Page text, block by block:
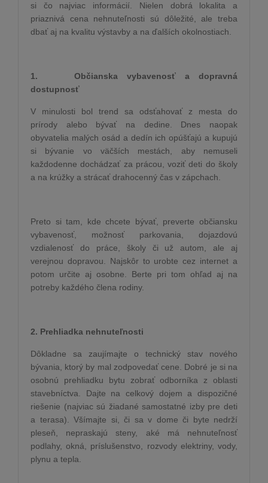
si čo najviac informácií. Nielen dobrá lokalita a
priaznivá cena nehnuteľnosti sú dôležité, ale treba
dbať aj na kvalitu výstavby a na ďalších okolnostiach.
1. Občianska vybavenosť a dopravná
dostupnosť
V minulosti bol trend sa odsťahovať z mesta do
prírody alebo bývať na dedine. Dnes naopak
obyvatelia malých osád a dedín ich opúšťajú a kupujú
si bývanie vo väčších mestách, aby nemuseli
každodenne dochádzať za prácou, voziť deti do školy
a na krúžky a strácať drahocenný čas v zápchach.
Preto si tam, kde chcete bývať, preverte občiansku
vybavenosť, možnosť parkovania, dojazdovú
vzdialenosť do práce, školy či už autom, ale aj
verejnou dopravou. Najskôr to urobte cez internet a
potom určite aj osobne. Berte pri tom ohľad aj na
potreby každého člena rodiny.
2. Prehliadka nehnuteľnosti
Dôkladne sa zaujímajte o technický stav nového
bývania, ktorý by mal zodpovedať cene. Dobré je si na
osobnú prehliadku bytu zobrať odborníka z oblasti
stavebníctva. Dajte na celkový dojem a dispozičné
riešenie (najviac sú žiadané samostatné izby pre deti
a terasa). Všímajte si, či sa v dome či byte nedrží
pleseň, nepraskajú steny, aké má nehnuteľnosť
podlahy, okná, príslušenstvo, rozvody elektriny, vody,
plynu a tepla.